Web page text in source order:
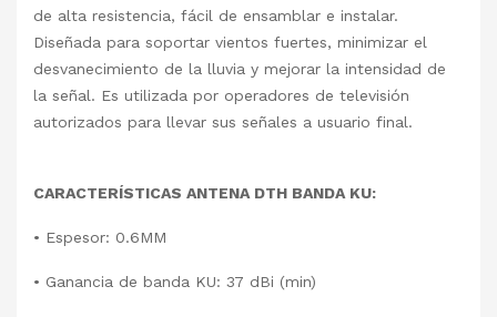
de alta resistencia, fácil de ensamblar e instalar.
Diseñada para soportar vientos fuertes, minimizar el
desvanecimiento de la lluvia y mejorar la intensidad de
la señal. Es utilizada por operadores de televisión
autorizados para llevar sus señales a usuario final.
CARACTERÍSTICAS ANTENA DTH BANDA KU:
• Espesor: 0.6MM
• Ganancia de banda KU: 37 dBi (min)